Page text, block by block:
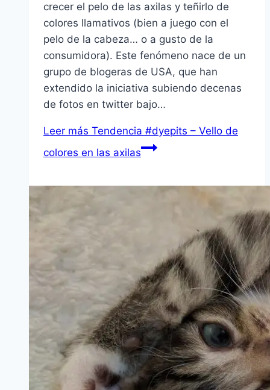
crecer el pelo de las axilas y teñirlo de
colores llamativos (bien a juego con el
pelo de la cabeza… o a gusto de la
consumidora). Este fenómeno nace de un
grupo de blogeras de USA, que han
extendido la iniciativa subiendo decenas
de fotos en twitter bajo…
Leer más Tendencia #dyepits – Vello de
colores en las axilas